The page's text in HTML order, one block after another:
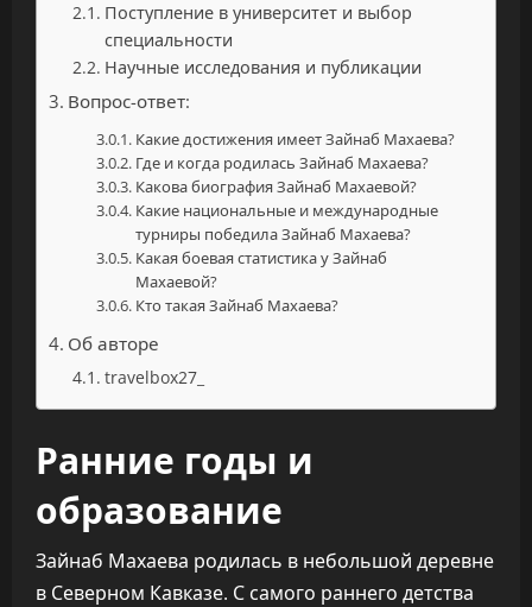
Поступление в университет и выбор
специальности
Научные исследования и публикации
Вопрос-ответ:
Какие достижения имеет Зайнаб Махаева?
Где и когда родилась Зайнаб Махаева?
Какова биография Зайнаб Махаевой?
Какие национальные и международные
турниры победила Зайнаб Махаева?
Какая боевая статистика у Зайнаб
Махаевой?
Кто такая Зайнаб Махаева?
Об авторе
travelbox27_
Ранние годы и
образование
Зайнаб Махаева родилась в небольшой деревне
в Северном Кавказе. С самого раннего детства